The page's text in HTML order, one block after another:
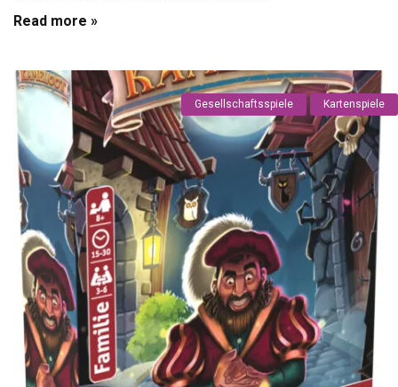
Read more »
Gesellschaftsspiele Kartenspiele